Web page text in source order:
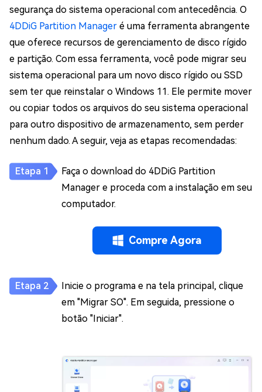
segurança do sistema operacional com antecedência. O
4DDiG Partition Manager é uma ferramenta abrangente
que oferece recursos de gerenciamento de disco rígido
e partição. Com essa ferramenta, você pode migrar seu
sistema operacional para um novo disco rígido ou SSD
sem ter que reinstalar o Windows 11. Ele permite mover
ou copiar todos os arquivos do seu sistema operacional
para outro dispositivo de armazenamento, sem perder
nenhum dado. A seguir, veja as etapas recomendadas:
Faça o download do 4DDiG Partition
Manager e proceda com a instalação em seu
computador.
Compre Agora
Inicie o programa e na tela principal, clique
em "Migrar SO". Em seguida, pressione o
botão "Iniciar".